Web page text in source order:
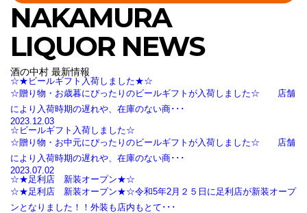
NAKAMURA
LIQUOR NEWS
酒の中村 最新情報
☆★ビールギフト入荷しました★☆
☆贈り物・お歳暮にぴったりのビールギフトが入荷しました☆ 店舗
により入荷時期の遅れや、在庫のない商･･･
2023.12.03
☆ビールギフト入荷しました☆
☆贈り物・お中元にぴったりのビールギフトが入荷しました☆ 店舗
により入荷時期の遅れや、在庫のない商･･･
2023.07.02
☆★足利店 新装オープン★☆
☆★足利店 新装オープン★☆令和5年2月２５日に足利店が新装オープ
ンとなりました！！外装も店内もとて･･･